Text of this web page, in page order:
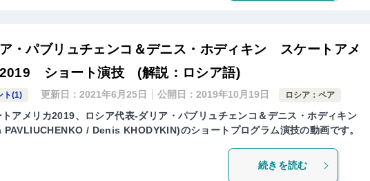
・パブリュチェンコ＆デニス・ホディキン スケートアメ
2019 ショート演技 (解説：ロシア語)
ト(1) 更新日：2021年6月25日 公開日：2019年10月19日 ロシア：ペア
トアメリカ2019、ロシア代表-ダリア・パブリュチェンコ＆デニス・ホディキン
PAVLIUCHENKO / Denis KHODYKIN)のショートプログラム演技の動画です。
続きを読む